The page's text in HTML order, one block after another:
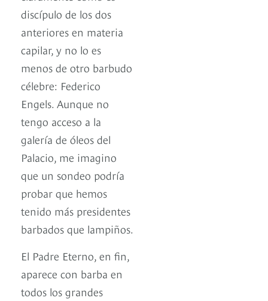
discípulo de los dos
anteriores en materia
capilar, y no lo es
menos de otro barbudo
célebre: Federico
Engels. Aunque no
tengo acceso a la
galería de óleos del
Palacio, me imagino
que un sondeo podría
probar que hemos
tenido más presidentes
barbados que lampiños.
El Padre Eterno, en fin,
aparece con barba en
todos los grandes